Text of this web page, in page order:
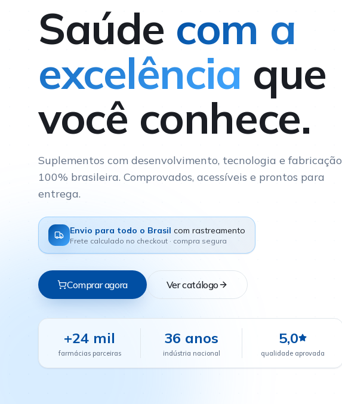
Saúde com a
excelência que
você conhece.
Suplementos com desenvolvimento, tecnologia e fabricação
100% brasileira. Comprovados, acessíveis e prontos para
entrega.
Envio para todo o Brasil com rastreamento
Frete calculado no checkout · compra segura
Comprar agora Ver catálogo
+24 mil
farmácias parceiras
36 anos
indústria nacional
5,0
qualidade aprovada